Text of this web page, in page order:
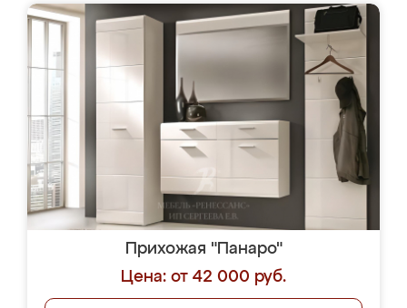
Прихожая "Панаро"
Цена: от 42 000 руб.